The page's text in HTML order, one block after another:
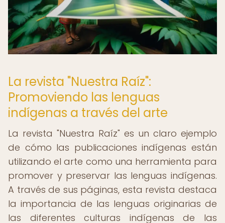
La revista "Nuestra Raíz":
Promoviendo las lenguas
indígenas a través del arte
La revista "Nuestra Raíz" es un claro ejemplo
de cómo las publicaciones indígenas están
utilizando el arte como una herramienta para
promover y preservar las lenguas indígenas.
A través de sus páginas, esta revista destaca
la importancia de las lenguas originarias de
las diferentes culturas indígenas de las